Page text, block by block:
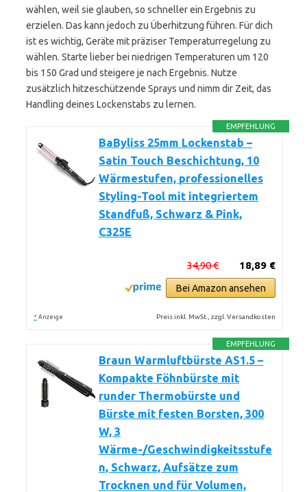
wählen, weil sie glauben, so schneller ein Ergebnis zu
erzielen. Das kann jedoch zu Überhitzung führen. Für dich
ist es wichtig, Geräte mit präziser Temperaturregelung zu
wählen. Starte lieber bei niedrigen Temperaturen um 120
bis 150 Grad und steigere je nach Ergebnis. Nutze
zusätzlich hitzeschützende Sprays und nimm dir Zeit, das
Handling deines Lockenstabs zu lernen.
EMPFEHLUNG
BaByliss 25mm Lockenstab –
Satin Touch Beschichtung, 10
Wärmestufen, professionelles
Styling-Tool mit integriertem
Standfuß, Schwarz & Pink,
C325E
18,89 €
34,90 €
Bei Amazon ansehen
* Anzeige Preis inkl. MwSt., zzgl. Versandkosten
EMPFEHLUNG
Braun Warmluftbürste AS1.5 –
Kompakte Föhnbürste mit
runder Thermobürste und
Bürste mit festen Borsten, 300
W, 3
Wärme-/Geschwindigkeitsstufe
n, Schwarz, Aufsätze zum
Trocknen und für Volumen,